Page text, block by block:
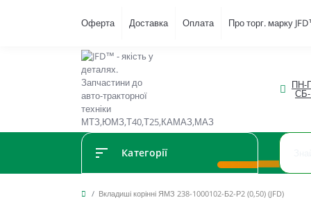
Оферта Доставка Оплата Про торг. марку
ПН-
СБ-
Категорії
Вкладиші корінні ЯМЗ 238-1000102-Б2-Р2 (0,50) (JFD)